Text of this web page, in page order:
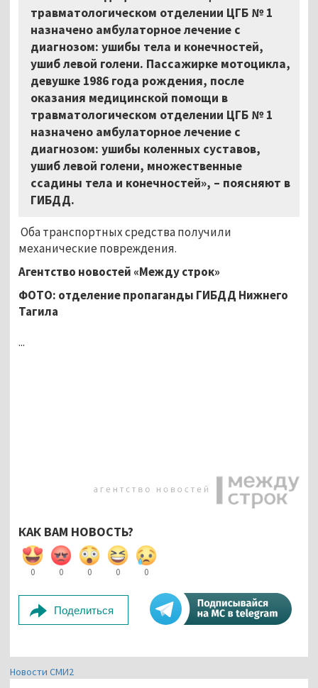
травматологическом отделении ЦГБ № 1
назначено амбулаторное лечение с
диагнозом: ушибы тела и конечностей,
ушиб левой голени. Пассажирке мотоцикла,
девушке 1986 года рождения, после
оказания медицинской помощи в
травматологическом отделении ЦГБ № 1
назначено амбулаторное лечение с
диагнозом: ушибы коленных суставов,
ушиб левой голени, множественные
ссадины тела и конечностей», – поясняют в
ГИБДД.
Оба транспортных средства получили
механические повреждения.
Агентство новостей «Между строк»
ФОТО: отделение пропаганды ГИБДД Нижнего
Тагила
...
КАК ВАМ НОВОСТЬ?
0 0 0 0 0
Поделиться
Новости СМИ2